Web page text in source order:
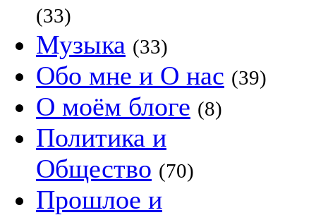
(33)
Музыка (33)
Обо мне и О нас (39)
О моём блоге (8)
Политика и
Общество (70)
Прошлое и